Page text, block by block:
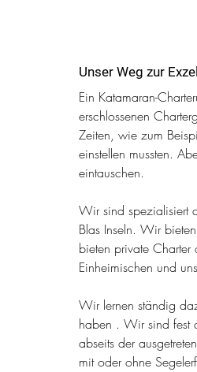
Unser Weg zur
Ein Katamaran-
erschlossenen
Zeiten, wie zum
einstellen mussten.
eintauschen.
Wir sind spezialisiert
Blas Inseln. Wir
bieten private
Einheimischen und
Wir lernen ständig
haben . Wir sind fest
abseits der
mit oder ohne